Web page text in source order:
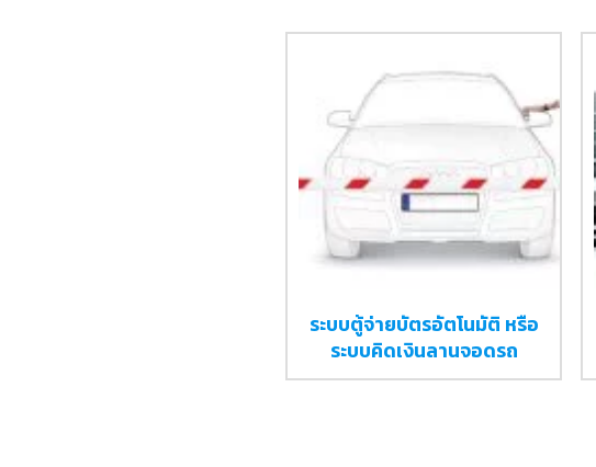
ระบบตู้จ่ายบัตรอัตโนมัติ หรือ
ระบบคิดเงินลานจอดรถ